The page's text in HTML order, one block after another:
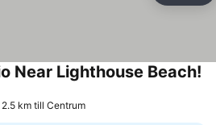
Near Lighthouse Beach!
2.5 km till Centrum